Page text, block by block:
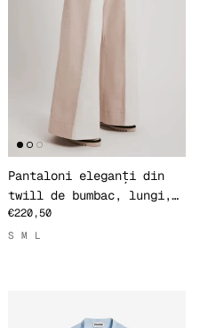
Pantaloni eleganți din
twill de bumbac, lungi,
bej
€220,50
S M L